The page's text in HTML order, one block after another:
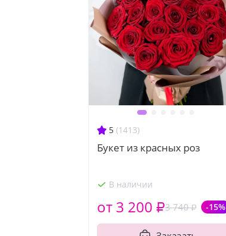
5 (1413)
Букет из красных роз
В наличии
3 740 ₽ -15%
от 3 200 ₽